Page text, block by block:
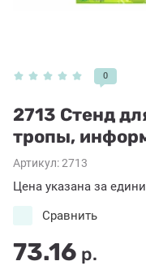
0
2713 Стенд
тропы,
Артикул:2713
Цена указана за
73.16 р.
Сравнить